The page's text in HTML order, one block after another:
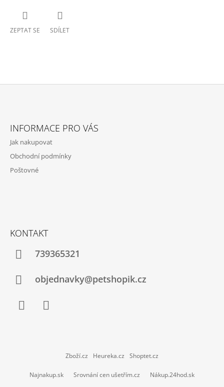
ZEPTAT SE SDÍLET
INFORMACE PRO VÁS
Jak nakupovat
Obchodní podmínky
Poštovné
KONTAKT
739365321
objednavky@petshopik.cz
Zboží.cz Heureka.cz Shoptet.cz
Najnakup.sk Srovnání cen ušetřím.cz Nákup.24hod.sk